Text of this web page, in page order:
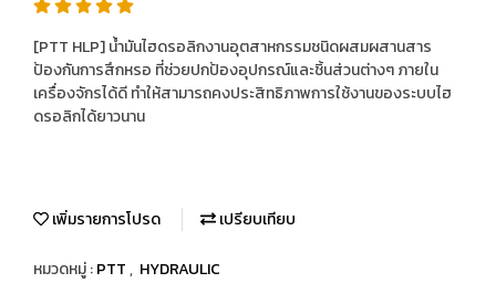
[PTT HLP] น้ำมันไฮดรอลิกงานอุตสาหกรรมชนิดผสมผสานสาร
ป้องกันการสึกหรอ ที่ช่วยปกป้องอุปกรณ์และชิ้นส่วนต่างๆ ภายใน
เครื่องจักรได้ดี ทำให้สามารถคงประสิทธิภาพการใช้งานของระบบไฮ
ดรอลิกได้ยาวนาน
เพิ่มรายการโปรด เปรียบเทียบ
หมวดหมู่ :PTT, HYDRAULIC